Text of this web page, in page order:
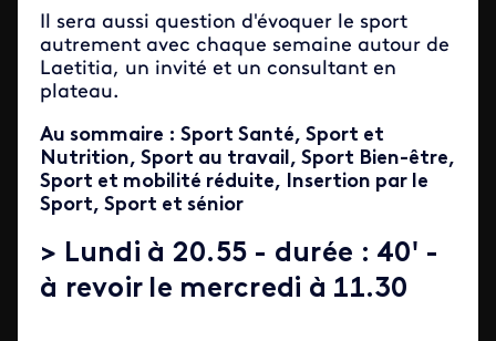
Il sera aussi question d'évoquer le sport
autrement avec chaque semaine autour de
Laetitia, un invité et un consultant en
plateau.
Au sommaire : Sport Santé, Sport et
Nutrition, Sport au travail, Sport Bien-être,
Sport et mobilité réduite, Insertion par le
Sport, Sport et sénior
> Lundi à 20.55 - durée : 40' -
à revoir le mercredi à 11.30